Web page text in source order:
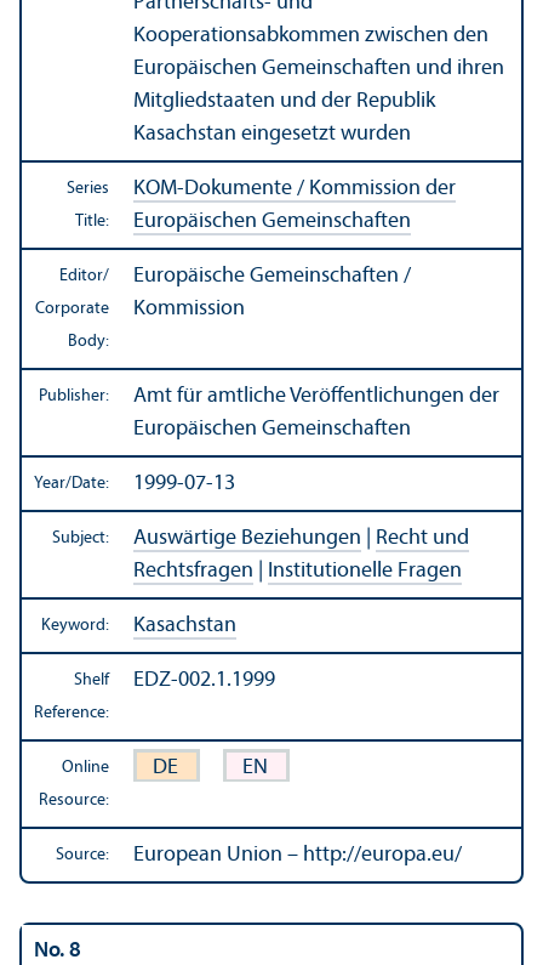
Kooperationsabkommen zwischen den
Europäischen Gemeinschaften und ihren
Mitgliedstaaten und der Republik
Kasachstan eingesetzt wurden
Series
Title:
KOM-Dokumente / Kommission der
Europäischen Gemeinschaften
Editor/
Corporate
Body:
Europäische Gemeinschaften /
Kommission
Publisher:
Amt für amtliche Veröffentlichungen der
Europäischen Gemeinschaften
Year/Date: 1999-07-13
Subject: Auswärtige Beziehungen
Recht und
Rechtsfragen
Institutionelle Fragen
Keyword: Kasachstan
Shelf
Reference:
EDZ-002.1.1999
Online
Resource:
DE EN
Source: European Union – http://europa.eu/
No. 8